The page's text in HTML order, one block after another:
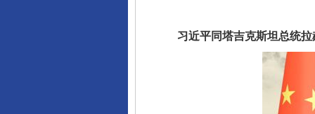
习近平同塔吉克斯坦总统拉